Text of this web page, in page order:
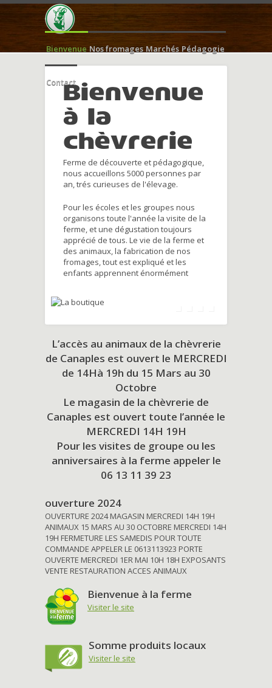
Bienvenue Nos fromages Marchés Pédagogie
ContactBienvenue
à la
chèvrerie
Ferme de découverte et pédagogique,
nous accueillons 5000 personnes par
an, trés curieuses de l'élevage.
Pour les écoles et les groupes nous
organisons toute l'année la visite de la
ferme, et une dégustation toujours
apprécié de tous. Le vie de la ferme et
des animaux, la fabrication de nos
fromages, tout est expliqué et les
enfants apprennent énormément
L’accès au animaux de la chèvrerie
de Canaples est ouvert le MERCREDI
de 14Hà 19h du 15 Mars au 30
Octobre
Le magasin de la chèvrerie de
Canaples est ouvert toute l’année le
MERCREDI 14H 19H
Pour les visites de groupe ou les
anniversaires à la ferme appeler le
06 13 11 39 23
ouverture 2024
OUVERTURE 2024 MAGASIN MERCREDI 14H 19H
ANIMAUX 15 MARS AU 30 OCTOBRE MERCREDI 14H
19H FERMETURE LES SAMEDIS POUR TOUTE
COMMANDE APPELER LE 0613113923 PORTE
OUVERTE MERCREDI 1ER MAI 10H 18H EXPOSANTS
VENTE RESTAURATION ACCES ANIMAUX
Bienvenue à la ferme
Visiter le site
Somme produits locaux
Visiter le site